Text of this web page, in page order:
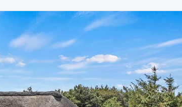
Ferienhäuser mit Kaminofen
Ferienhäuser mit Kindern
Luxus Ferienhäuser
Ferienhäuser mit Nebensaionrabatt
Ferienhaus für 2 Personen
Ferienhaus für 4 Personen
Ferienhaus für 6 Personen